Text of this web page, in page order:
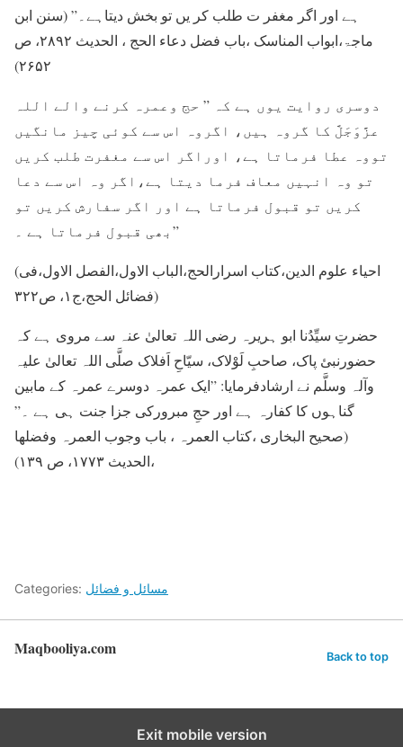
ہے اور اگر مغفر ت طلب کر یں تو بخش دیتاہے۔” (سنن ابن
ماجۃ،ابواب المناسک ،باب فضل دعاء الحج ، الحدیث ۲۸۹۲، ص
۲۶۵۲)
دوسری روایت یوں ہے کہ ” حج وعمرہ کرنے والے اللہ
عزَّوَجَلَّ کا گروہ ہیں، اگروہ اس سے کوئی چیز مانگیں
تووہ عطا فرماتا ہے، اوراگر اس سے مغفرت طلب کریں
تو وہ انہیں معاف فرما دیتا ہے،اگر وہ اس سے دعا
کریں تو قبول فرماتا ہے اور اگر سفارش کریں تو
بھی قبول فرماتا ہے ۔”
(احیاء علوم الدین،کتاب اسرارالحج،الباب الاول،الفصل الاول،فی
فضائل الحج،ج۱، ص۳۲۲)
حضرتِ سیِّدُنا ابو ہریرہ رضی اللہ تعالیٰ عنہ سے مروی ہے کہ
حضورنبئ پاک، صاحبِ لَوْلاک، سیّاحِ اَفلاک صلَّی اللہ تعالیٰ علیہ
وآلہ وسلَّم نے ارشادفرمایا: ”ایک عمرہ دوسرے عمرہ کے مابین
گناہوں کا کفارہ ہے اور حجِ مبرورکی جزا جنت ہی ہے ۔”
(صحیح البخاری ،کتاب العمرہ ، باب وجوب العمرہ وفضلھا
،الحدیث ۱۷۷۳، ص ۱۳۹)
Categories: مسائل و فضائل
Maqbooliya.com Back to top
Exit mobile version